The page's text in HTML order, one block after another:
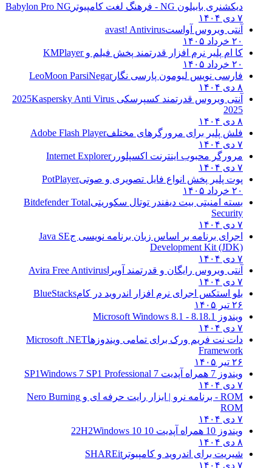
دیکشنری بابیلون NG - فرهنگ لغت کامپیوتر
Babylon Pro NG
۷ دی ۱۴۰۴
آنتی ویروس آواستavast! Antivirus
۲۰ خرداد ۱۴۰۵
کا ام پلیر نرم افزار قدرتمند پخش فیلم وKMPlayer
۲۰ خرداد ۱۴۰۵
فارسی نویس لیومون پارسی نگارLeoMoon ParsiNegar
۸ دی ۱۴۰۴
آنتی ویروس قدرتمند کسپرسکی 2025 Kaspersky Anti Virus
2025
۸ دی ۱۴۰۴
فلش پلیر برای مرورگرهای مختلفAdobe Flash Player
۷ دی ۱۴۰۴
مرورگر محبوب اینترنت اکسپلوررInternet Explorer
۷ دی ۱۴۰۴
پوت پلیر پخش انواع فایل تصویری و صوتیPotPlayer
۲۰ خرداد ۱۴۰۵
بسته امنیتی بیت دیفندر توتال سکوریتیBitdefender Total
Security
۷ دی ۱۴۰۴
اجرای برنامه بر اساس زبان برنامه نویسی جJava SE
Development Kit (JDK)
۷ دی ۱۴۰۴
آنتی ویروس رایگان و قدرتمند آویرا Avira Free Antivirus
۷ دی ۱۴۰۴
بلو استکس اجرای نرم افزار اندروید در کامBlueStacks
۲۶ تیر ۱۴۰۵
ویندوز 8.1
8.1 - Microsoft Windows 8.1
۷ دی ۱۴۰۴
دات نت فریم ورک برای تمامی ویندوزهاMicrosoft .NET
Framework
۲۶ تیر ۱۴۰۵
ویندوز 7 همراه آپدیت 7 SP1
Windows 7 SP1 Professional
۷ دی ۱۴۰۴
ROM - برنامه نرو | ابزار رایت حرفه ای و
Nero Burning
ROM
۷ دی ۱۴۰۴
ویندوز 10 همراه آپدیت 10 22H2
Windows 10
۸ دی ۱۴۰۴
شیریت برای اندروید و کامپیوتر SHAREit
۷ دی ۱۴۰۴